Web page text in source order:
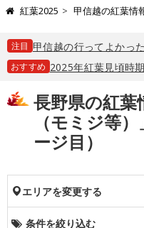
紅葉2025 甲信越の紅葉情
注目 甲信越の行ってよかっ
おすすめ 2025年紅葉見頃時
長野県の紅葉
（モミジ等
ージ目）
エリアを変更する
条件を絞り込む